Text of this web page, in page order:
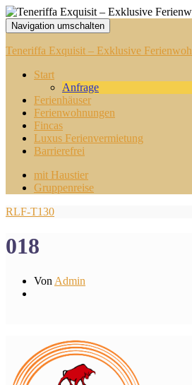
Navigation umschalten
Teneriffa Exquisit – Exklusive
Start
Anfrage
Ferienhäuser
Ferienwohnungen
Fincas
Luxus Ferienvermietung
Barrierefrei
mit Haustier
Gruppenreise
RLF-T130
018
Von Admin